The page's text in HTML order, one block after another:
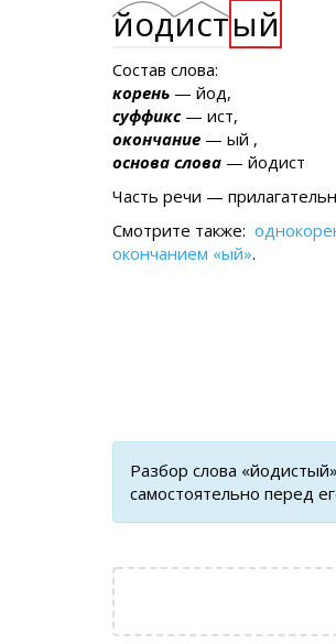
йодистый
Состав слова:
корень — йод,
суффикс— ист,
окончание — ый ,
основа слова — йодист
Часть речи —
Смотрите также:
окончанием «ый».
Разбор слова
самостоятельно перед